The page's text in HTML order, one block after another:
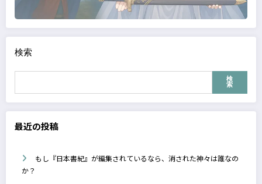
検索
検
索
最近の投稿
もし『日本書紀』が編集されているなら、消された神々は誰なの
か？